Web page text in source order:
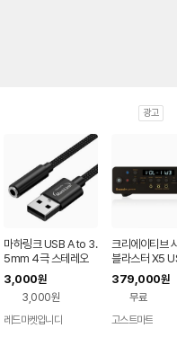
광고
마하링크 USB A to 3.
5mm 4극 스테레오
변환젠더 사운드카드
ML-UAUX2
3,000원
3,000원
레드마켓입니다
크리에이티브
블라스터 X5
C 앰프 32Bit
스 외장형 사운
379,000원
무료
고스트마트